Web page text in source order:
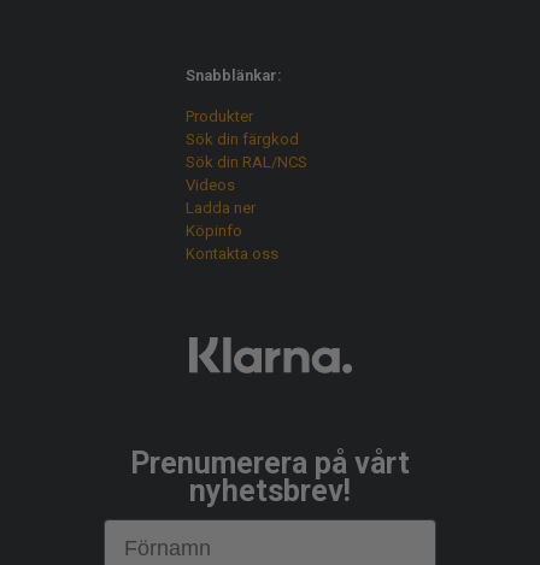
Snabblänkar:
Produkter
Sök din färgkod
Sök din RAL/NCS
Videos
Ladda ner
Köpinfo
Kontakta oss
Prenumerera på vårt
nyhetsbrev!
First Name